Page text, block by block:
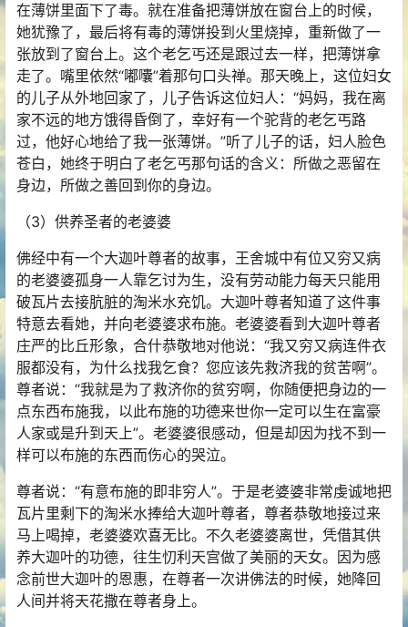
在薄饼里面下了毒。就在准备把薄饼放在窗台上的时候，
她犹豫了，最后将有毒的薄饼投到火里烧掉，重新做了一
张放到了窗台上。这个老乞丐还是跟过去一样，把薄饼拿
走了。嘴里依然“嘟囔”着那句口头禅。那天晚上，这位妇女
的儿子从外地回家了，儿子告诉这位妇人：“妈妈，我在离
家不远的地方饿得昏倒了，幸好有一个驼背的老乞丐路
过，他好心地给了我一张薄饼。”听了儿子的话，妇人脸色
苍白，她终于明白了老乞丐那句话的含义：所做之恶留在
身边，所做之善回到你的身边。
（3）供养圣者的老婆婆
佛经中有一个大迦叶尊者的故事，王舍城中有位又穷又病
的老婆婆孤身一人靠乞讨为生，没有劳动能力每天只能用
破瓦片去接肮脏的淘米水充饥。大迦叶尊者知道了这件事
特意去看她，并向老婆婆求布施。老婆婆看到大迦叶尊者
庄严的比丘形象，合什恭敬地对他说：“我又穷又病连件衣
服都没有，为什么找我乞食？您应该先救济我的贫苦啊”。
尊者说：“我就是为了救济你的贫穷啊，你随便把身边的一
点东西布施我，以此布施的功德来世你一定可以生在富豪
人家或是升到天上”。老婆婆很感动，但是却因为找不到一
样可以布施的东西而伤心的哭泣。
尊者说：“有意布施的即非穷人”。于是老婆婆非常虔诚地把
瓦片里剩下的淘米水捧给大迦叶尊者，尊者恭敬地接过来
马上喝掉，老婆婆欢喜无比。不久老婆婆离世，凭借其供
养大迦叶的功德，往生忉利天宫做了美丽的天女。因为感
念前世大迦叶的恩惠，在尊者一次讲佛法的时候，她降回
人间并将天花撒在尊者身上。